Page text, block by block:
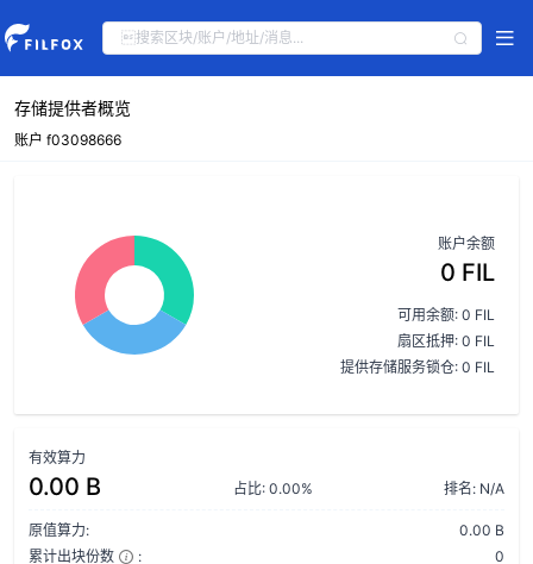
存储提供者概览
账户 f03098666
账户余额
0 FIL
可用余额: 0 FIL
扇区抵押: 0 FIL
提供存储服务锁仓: 0 FIL
有效算力
0.00 B 占比: 0.00% 排名: N/A
原值算力:
0.00 B
累计出块份数
:
0